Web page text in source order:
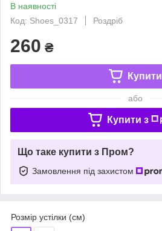
В наявності
Код: Shoes_0317
Роздріб
260 ₴
Купити
або
Купити з
Що таке купити з Пром?
Замовлення під захистом
Розмір устілки (см)